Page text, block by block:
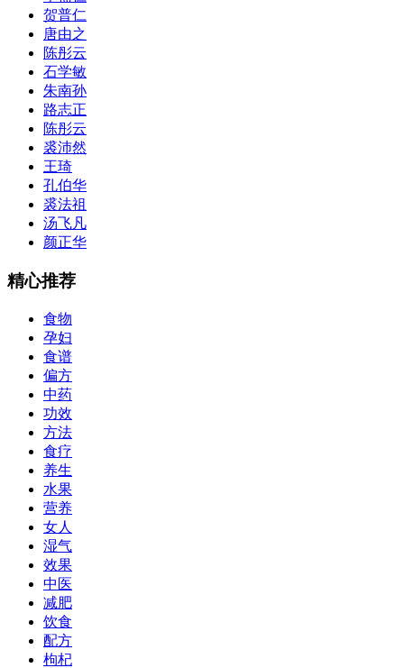
贺普仁
唐由之
陈彤云
石学敏
朱南孙
路志正
陈彤云
裘沛然
王琦
孔伯华
裘法祖
汤飞凡
颜正华
精心推荐
食物
孕妇
食谱
偏方
中药
功效
方法
食疗
养生
水果
营养
女人
湿气
效果
中医
减肥
饮食
配方
枸杞